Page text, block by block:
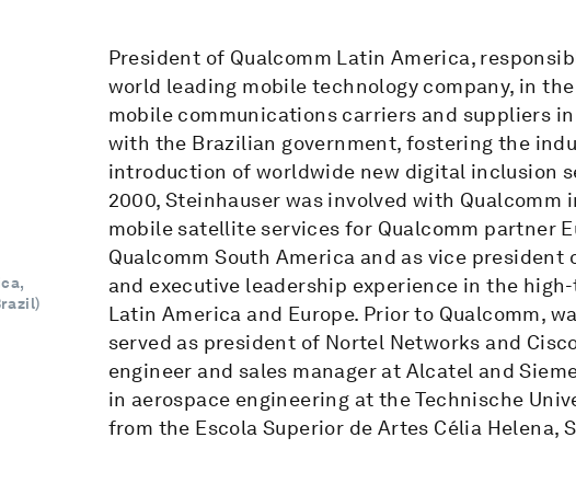
President of Qualcomm Latin America,
world leading mobile technology company, in
mobile communications carriers and suppliers
with the Brazilian government, fostering the
introduction of worldwide new digital inclusion
2000, Steinhauser was involved with
mobile satellite services for Qualcomm partner
Qualcomm South America and as vice
and executive leadership experience in the
Latin America and Europe. Prior to Qualcomm,
served as president of Nortel Networks and
engineer and sales manager at Alcatel and
in aerospace engineering at the Technische
from the Escola Superior de Artes Célia Helena,